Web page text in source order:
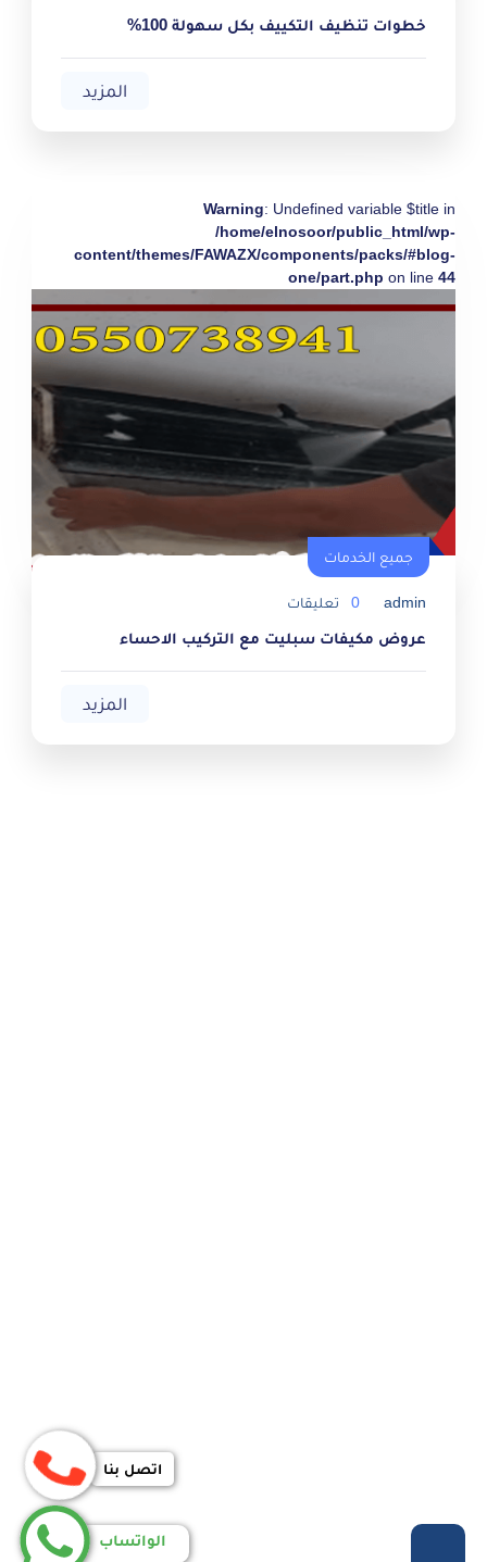
خطوات تنظيف التكييف بكل سهولة 100%
المزيد
Warning: Undefined variable $title in
/home/elnosoor/public_html/wp-
content/themes/FAWAZX/components/packs/#blog-
one/part.php on line 44
جميع الخدمات
admin
0 تعليقات
عروض مكيفات سبليت مع التركيب الاحساء
المزيد
اتصل بنا
الواتساب